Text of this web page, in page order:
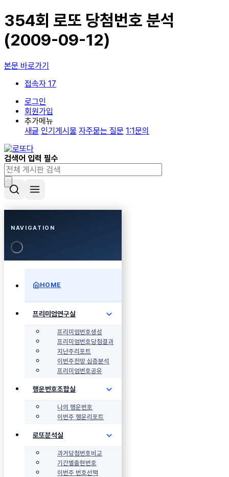
354회 로또 당첨번호 분석
(2009-09-12)
본문 바로가기
접속자 17
로그인
회원가입
추가메뉴
새글 인기게시물 자주묻는 질문 1:1문의
검색어 입력 필수
NAVIGATION
HOME
프리미엄연구실
프리미엄번호생성
프리미엄번호당첨결과
지난주리포트
이번주전망 심층분석
프리미엄번호공유
행운번호조합실
나의 행운번호
이번주 행운리포트
로또분석실
과거당첨번호비교
기간별출현번호
이번주 번호선택